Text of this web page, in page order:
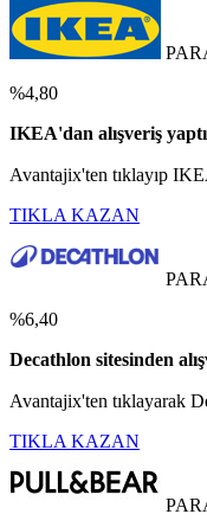
%4,80
IKEA'dan alışveriş
Avantajix'ten tıklayıp
TIKLA KAZAN
%6,40
Decathlon sitesinden
Avantajix'ten tıklayarak
TIKLA KAZAN